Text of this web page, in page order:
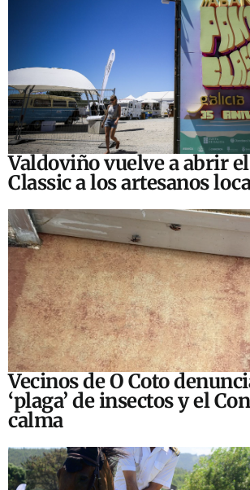
Valdoviño vuelve a abrir
Classic a los artesanos
Vecinos de O Coto
‘plaga’ de insectos y el
calma